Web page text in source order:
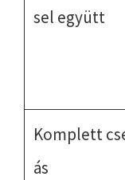
sel együtt
Komplett
ás